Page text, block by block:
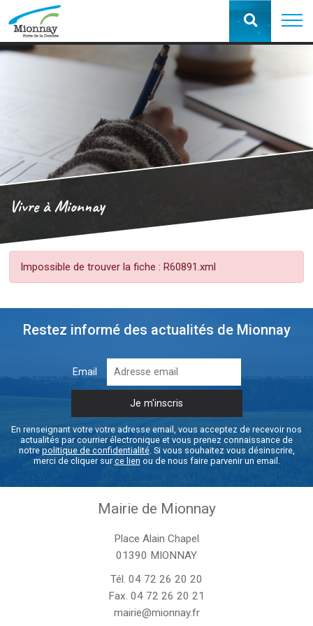
Vivre à Mionnay
Impossible de trouver la fiche : R60891.xml
Restez informé des actualités de Mionnay
Email
En renseignant votre votre adresse email, vous acceptez de recevoir nos
actualités par courrier électronique et vous prenez connaissance de
notre politique de confidentialité. Si vous souhaitez vous désinscrire,
merci de cliquer surce lien ou de nous faire parvenir un email.
Mairie de Mionnay
Place Alain Chapel
01390 MIONNAY
Tél. 04 72 26 20 20
Fax. 04 72 26 20 21
mairie@mionnay.fr